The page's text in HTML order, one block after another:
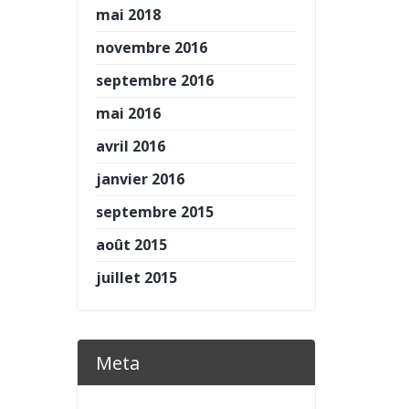
mai 2018
novembre 2016
septembre 2016
mai 2016
avril 2016
janvier 2016
septembre 2015
août 2015
juillet 2015
Meta